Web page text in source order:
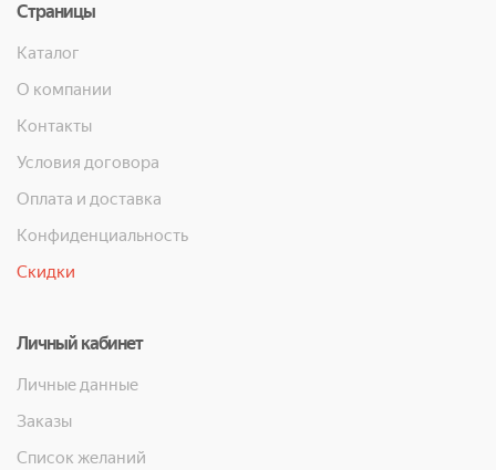
Страницы
Каталог
О компании
Контакты
Условия договора
Оплата и доставка
Конфиденциальность
Скидки
Личный кабинет
Личные данные
Заказы
Список желаний